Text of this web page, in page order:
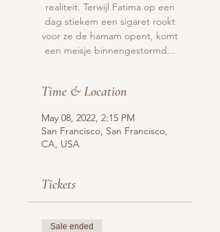
realiteit. Terwijl Fatima op een
dag stiekem een sigaret rookt
voor ze de hamam opent, komt
een meisje binnengestormd...
Time & Location
May 08, 2022, 2:15 PM
San Francisco, San Francisco,
CA, USA
Tickets
Sale ended